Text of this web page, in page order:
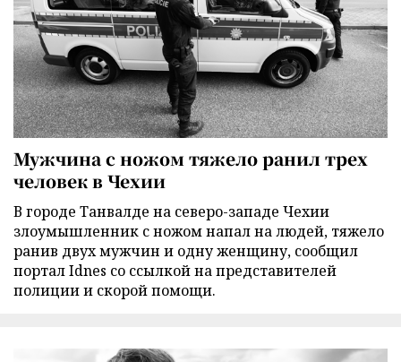
Мужчина с ножом тяжело ранил трех
человек в Чехии
В городе Танвалде на северо-западе Чехии
злоумышленник с ножом напал на людей, тяжело
ранив двух мужчин и одну женщину, сообщил
портал Idnes со ссылкой на представителей
полиции и скорой помощи.